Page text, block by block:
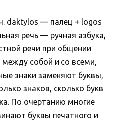
daktylos — палец + logos
речь — ручная азбука,
речи при общении
собой и со всеми,
знаки заменяют буквы,
знаков, сколько букв
По очертанию многие
буквы печатного и